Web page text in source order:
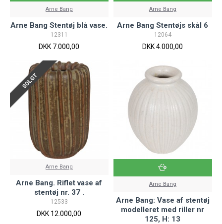
Arne Bang
Arne Bang Stentøj blå vase.
12311
DKK 7.000,00
Arne Bang
Arne Bang Stentøjs skål 6
12064
DKK 4.000,00
SOLGT
Arne Bang
Arne Bang. Riflet vase af
stentøj nr. 37 .
12533
DKK 12.000,00
Arne Bang
Arne Bang: Vase af stentøj
modelleret med riller nr
125, H: 13